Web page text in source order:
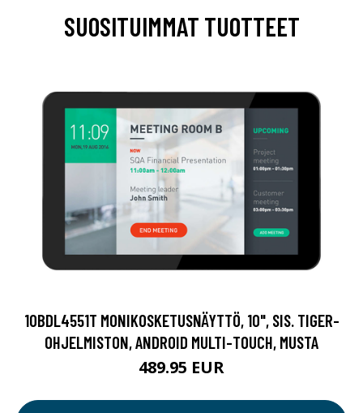
SUOSITUIMMAT TUOTTEET
10BDL4551T MONIKOSKETUSNÄYTTÖ, 10", SIS. TIGER-
OHJELMISTON, ANDROID MULTI-TOUCH, MUSTA
489.95 EUR